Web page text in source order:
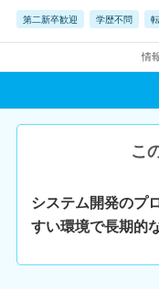
第二新卒歓迎 学歴不問
情
こ
システム開発のプ
すい環境で長期的